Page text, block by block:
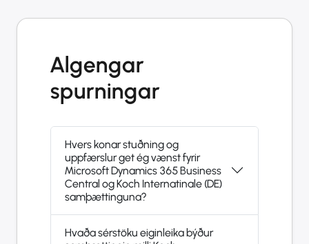
Algengar
spurningar
Hvers konar stuðning og
uppfærslur get ég vænst fyrir
Microsoft Dynamics 365 Business
Central og Koch Internatinale (DE)
samþættinguna?
Hvaða sérstöku eiginleika býður